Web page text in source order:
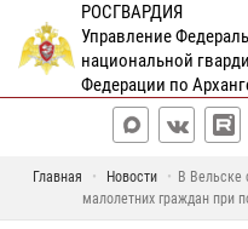
РОСГВАРДИЯ
Управление
национальной
Федерации по
Главная Новости
В Вельске
малолетних граждан при